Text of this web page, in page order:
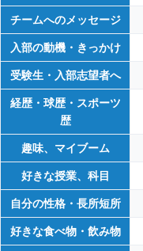
チームへのメッセージ
入部の動機・きっかけ
受験生・入部志望者へ
経歴・球歴・スポーツ
歴
趣味、マイブーム
好きな授業、科目
自分の性格・長所短所
好きな食べ物・飲み物